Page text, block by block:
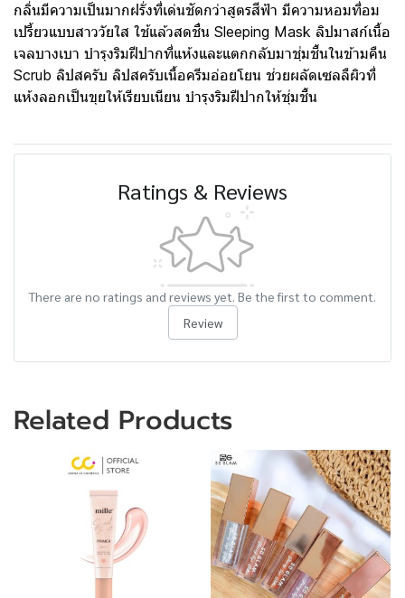
กลิ่นมีความเป็นมากฝรั่งที่เด่นชัดกว่าสูตรสีฟ้า มีความหอมที่อม
เปรี้ยวแบบสาววัยใส ใช้แล้วสดชื่น Sleeping Mask ลิปมาสก์เนื้อ
เจลบางเบา บำรุงริมฝีปากที่แห้งและแตกกลับมาชุ่มชื้นในข้ามคืน
Scrub ลิปสครับ ลิปสครับเนื้อครีมอ่อยโยน ช่วยผลัดเซลลืผิวที่
แห้งลอกเป็นขุยให้เรียบเนียน บำรุงริมฝีปากให้ชุ่มชื้น
Ratings & Reviews
There are no ratings and reviews yet. Be the first to comment.
Review
Related Products